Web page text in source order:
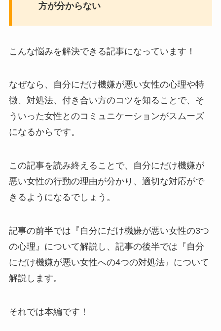
方が分からない
こんな悩みを解決できる記事になっています！
なぜなら、自分にだけ機嫌が悪い女性の心理や特
徴、対処法、付き合い方のコツを知ることで、そ
ういった女性とのコミュニケーションがスムーズ
になるからです。
この記事を読み終えることで、自分にだけ機嫌が
悪い女性の行動の理由が分かり、適切な対応がで
きるようになるでしょう。
記事の前半では『自分にだけ機嫌が悪い女性の3つ
の心理』について解説し、記事の後半では『自分
にだけ機嫌が悪い女性への4つの対処法』について
解説します。
それでは本編です！